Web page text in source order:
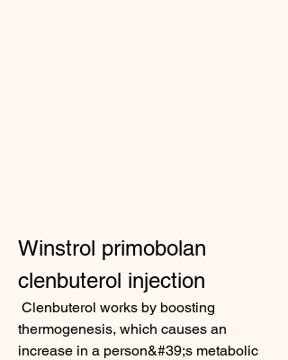
Winstrol primobolan
clenbuterol injection
thermogenesis, which causes an
increase in a person&#39;s metabolic